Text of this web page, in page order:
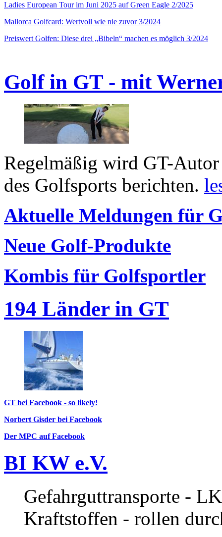
Ladies European Tour im Juni 2025 auf Green Eagle 2/2025
Mallorca Golfcard: Wertvoll wie nie zuvor 3/2024
Preiswert Golfen: Diese drei „Bibeln“ machen es möglich 3/2024
Golf in GT - mit
Regelmäßig wird GT-
des Golfsports berichten.
Aktuelle Meldungen für
Neue Golf-Produkte
Kombis für Golfsportler
194 Länder in GT
GT bei Facebook - so likely!
Norbert Gisder bei Facebook
Der MPC auf Facebook
BI KW e.V.
Gefahrguttransporte -
Kraftstoffen - rollen